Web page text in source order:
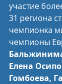
участие
31 региона
чемпионка
чемпионы
Елена
Гомбоева,